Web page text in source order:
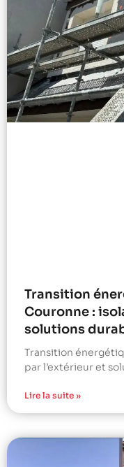
Transition
Couronne :
solutions
Transition
par l’extérieur et
Lire la suite »